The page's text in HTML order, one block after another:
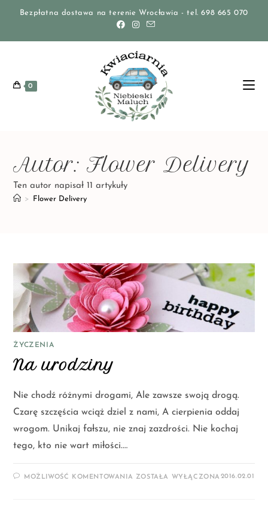
Bezpłatna dostawa na terenie Wrocławia - tel. 698 665 070
0
Autor:Flower Delivery
Ten autor napisał 11 artykuły
> Flower Delivery
ŻYCZENIA
Na urodziny
Nie chodź różnymi drogami, Ale zawsze swoją drogą.
Czarę szczęścia wciąż dziel z nami, A cierpienia oddaj
wrogom. Unikaj fałszu, nie znaj zazdrości. Nie kochaj
tego, kto nie wart miłości.…
MOŻLIWOŚĆ KOMENTOWANIA ZOSTAŁA WYŁĄCZONA 2016.02.01